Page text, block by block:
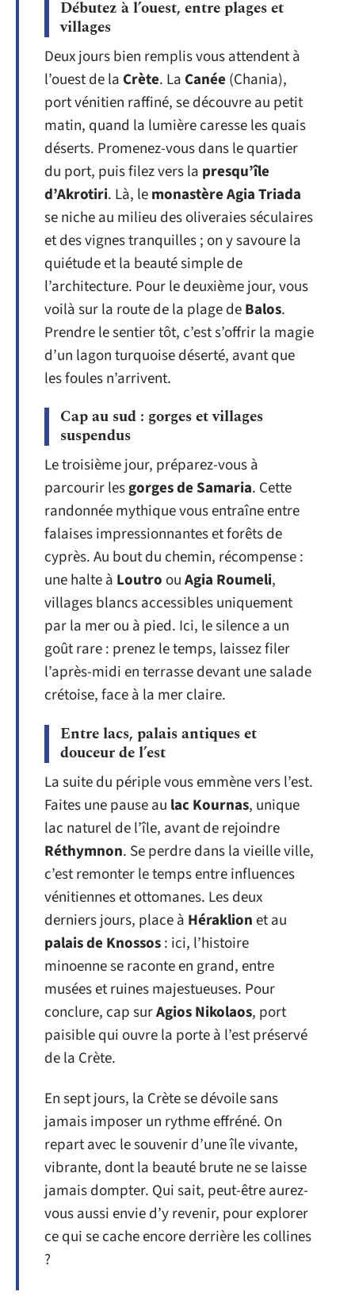
Débutez à l’ouest, entre plages et
villages
Deux jours bien remplis vous attendent à
l’ouest de la Crète. La Canée (Chania),
port vénitien raffiné, se découvre au petit
matin, quand la lumière caresse les quais
déserts. Promenez-vous dans le quartier
du port, puis filez vers la presqu’île
d’Akrotiri. Là, lemonastère Agia Triada
se niche au milieu des oliveraies séculaires
et des vignes tranquilles ; on y savoure la
quiétude et la beauté simple de
l’architecture. Pour le deuxième jour, vous
voilà sur la route de la plage deBalos.
Prendre le sentier tôt, c’est s’offrir la magie
d’un lagon turquoise déserté, avant que
les foules n’arrivent.
Cap au sud : gorges et villages
suspendus
Le troisième jour, préparez-vous à
parcourir lesgorges de Samaria. Cette
randonnée mythique vous entraîne entre
falaises impressionnantes et forêts de
cyprès. Au bout du chemin, récompense :
une halte à Loutro ouAgia Roumeli,
villages blancs accessibles uniquement
par la mer ou à pied. Ici, le silence a un
goût rare : prenez le temps, laissez filer
l’après-midi en terrasse devant une salade
crétoise, face à la mer claire.
Entre lacs, palais antiques et
douceur de l’est
La suite du périple vous emmène vers l’est.
Faites une pause au lac Kournas, unique
lac naturel de l’île, avant de rejoindre
Réthymnon. Se perdre dans la vieille ville,
c’est remonter le temps entre influences
vénitiennes et ottomanes. Les deux
derniers jours, place à Héraklionet au
palais de Knossos: ici, l’histoire
minoenne se raconte en grand, entre
musées et ruines majestueuses. Pour
conclure, cap surAgios Nikolaos, port
paisible qui ouvre la porte à l’est préservé
de la Crète.
En sept jours, la Crète se dévoile sans
jamais imposer un rythme effréné. On
repart avec le souvenir d’une île vivante,
vibrante, dont la beauté brute ne se laisse
jamais dompter. Qui sait, peut-être aurez-
vous aussi envie d’y revenir, pour explorer
ce qui se cache encore derrière les collines
?